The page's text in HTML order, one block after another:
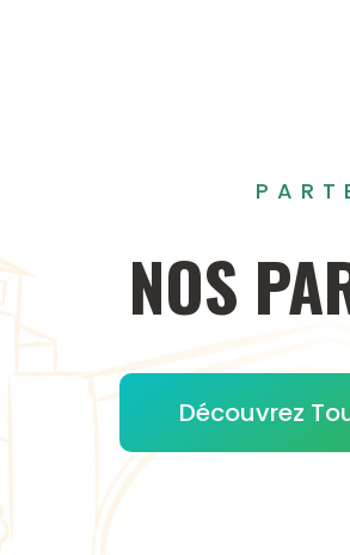
NOS
Découvrez